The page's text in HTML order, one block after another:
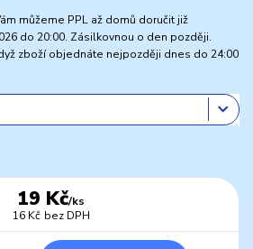
můžeme PPL až domů doručit již
do 20:00. Zásilkovnou o den později.
zboží objednáte nejpozději dnes do 24:00
19 Kč/ks
16 Kč bez DPH